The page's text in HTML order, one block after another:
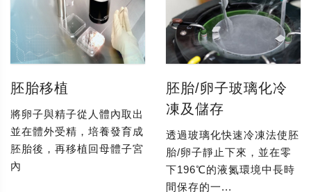
胚胎移植
將卵子與精子從人體內取出
並在體外受精，培養發育成
胚胎後，再移植回母體子宮
內
胚胎/卵子玻璃化冷
凍及儲存
透過玻璃化快速冷凍法使胚
胎/卵子靜止下來，並在零
下196℃的液氮環境中長時
間保存的一...